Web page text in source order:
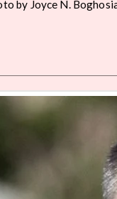
by Joyce N.